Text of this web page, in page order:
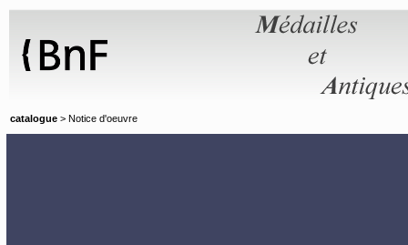
catalogue > Notice d'oeuvre